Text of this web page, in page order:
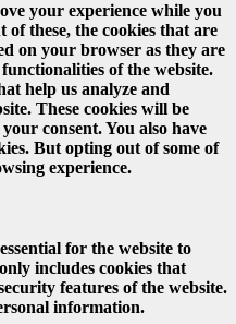
your experience while you
these, the cookies that are
on your browser as they are
of the website.
help us analyze and
These cookies will be
consent. You also have
But opting out of some of
experience.
for the website to
includes cookies that
features of the website.
information.